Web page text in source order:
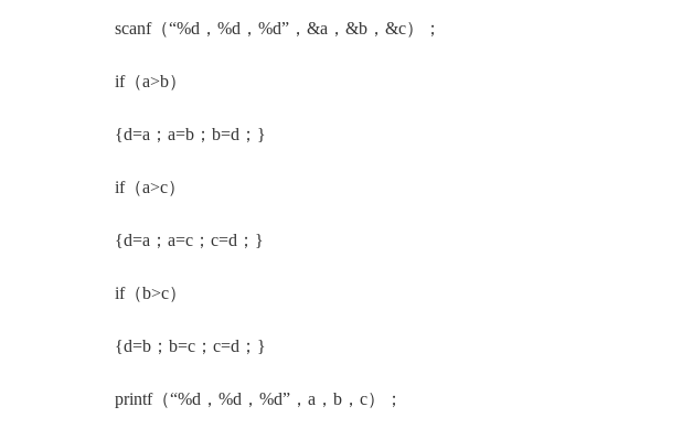
scanf（“%d，%d，%d”，&a，&b，&c）；
if（a>b）
{d=a；a=b；b=d；}
if（a>c）
{d=a；a=c；c=d；}
if（b>c）
{d=b；b=c；c=d；}
printf（“%d，%d，%d”，a，b，c）；